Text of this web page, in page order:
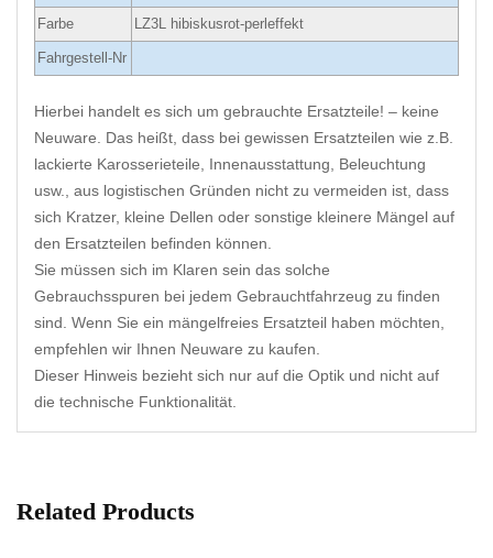
Farbe LZ3L hibiskusrot-perleffekt
Fahrgestell-Nr
Hierbei handelt es sich um gebrauchte Ersatzteile! – keine
Neuware. Das heißt, dass bei gewissen Ersatzteilen wie z.B.
lackierte Karosserieteile, Innenausstattung, Beleuchtung
usw., aus logistischen Gründen nicht zu vermeiden ist, dass
sich Kratzer, kleine Dellen oder sonstige kleinere Mängel auf
den Ersatzteilen befinden können.
Sie müssen sich im Klaren sein das solche
Gebrauchsspuren bei jedem Gebrauchtfahrzeug zu finden
sind. Wenn Sie ein mängelfreies Ersatzteil haben möchten,
empfehlen wir Ihnen Neuware zu kaufen.
Dieser Hinweis bezieht sich nur auf die Optik und nicht auf
die technische Funktionalität.
Related Products